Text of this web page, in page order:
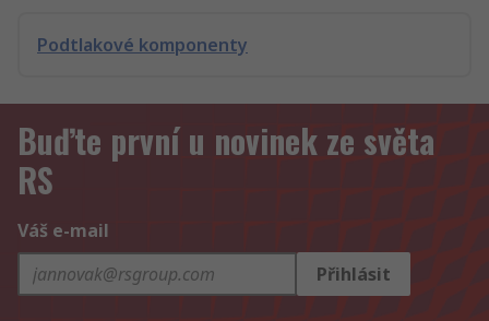
Podtlakové komponenty
Buďte první u novinek ze světa
RS
Váš e-mail
Přihlásit